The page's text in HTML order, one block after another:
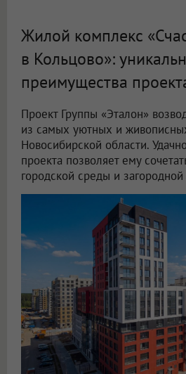
Жилой комплекс
в Кольцово»:
преимущества
Проект Группы «Эталон»
из самых уютных и
Новосибирской области.
проекта позволяет ему
городской среды и